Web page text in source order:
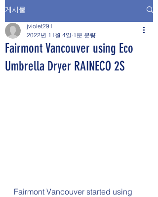
게시물
Fairmont Vancouver using Eco
Umbrella Dryer RAINECO 2S
jviolet291
2022년 11월 4일 1분 분량
Fairmont Vancouver started using